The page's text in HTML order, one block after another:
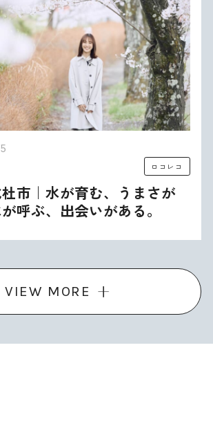
ロコレコ
市｜水が育む、うまさが
呼ぶ、出会いがある。
VIEW MORE